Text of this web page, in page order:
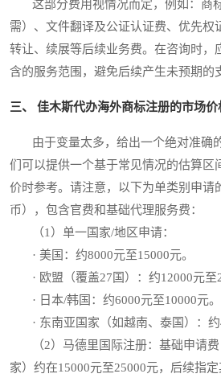
这部分费用视情况而定，例如：商标
需）、文件翻译及公证认证费、优先权
转让、续展等后续业务费。在咨询时，
含的服务范围，避免后续产生未预期的
三、 佳木斯代办海外商标注册的市场
由于变量太多，给出一个绝对准确
们可以提供一个基于常见情况的估算区
价时参考。请注意，以下为单类别申请
币），包含官费和基础代理服务费：
（1）单一国家/地区申请：
· 美国：约8000元至15000元。
· 欧盟（覆盖27国）：约12000元至
· 日本/韩国：约6000元至10000元。
· 东南亚国家（如越南、泰国）：约
（2）马德里国际注册：基础申请费
家）约在15000元至25000元，后续指定